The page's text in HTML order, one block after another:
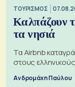
ΤΟΥΡΙΣΜΟΣ
Καλπάζουν
τα νησιά
Τα Airbnb
στους
Ανδρομάχη Παύλου